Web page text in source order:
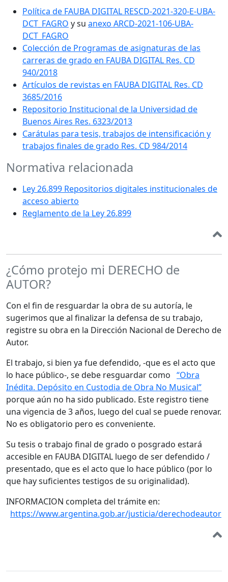
Política de FAUBA DIGITAL RESCD-2021-320-E-UBA-
DCT_FAGRO y su anexo ARCD-2021-106-UBA-
DCT_FAGRO
Colección de Programas de asignaturas de las
carreras de grado en FAUBA DIGITAL Res. CD
940/2018
Artículos de revistas en FAUBA DIGITAL Res. CD
3685/2016
Repositorio Institucional de la Universidad de
Buenos Aires Res. 6323/2013
Carátulas para tesis, trabajos de intensificación y
trabajos finales de grado Res. CD 984/2014
Normativa relacionada
Ley 26.899 Repositorios digitales institucionales de
acceso abierto
Reglamento de la Ley 26.899
¿Cómo protejo mi DERECHO de
AUTOR?
Con el fin de resguardar la obra de su autoría, le
sugerimos que al finalizar la defensa de su trabajo,
registre su obra en la Dirección Nacional de Derecho de
Autor.
El trabajo, si bien ya fue defendido, -que es el acto que
lo hace público-, se debe resguardar como “Obra
Inédita. Depósito en Custodia de Obra No Musical”
porque aún no ha sido publicado. Este registro tiene
una vigencia de 3 años, luego del cual se puede renovar.
No es obligatorio pero es conveniente.
Su tesis o trabajo final de grado o posgrado estará
accesible en FAUBA DIGITAL luego de ser defendido /
presentado, que es el acto que lo hace público (por lo
que hay suficientes testigos de su originalidad).
INFORMACION completa del trámite en:
https://www.argentina.gob.ar/justicia/derechodeautor